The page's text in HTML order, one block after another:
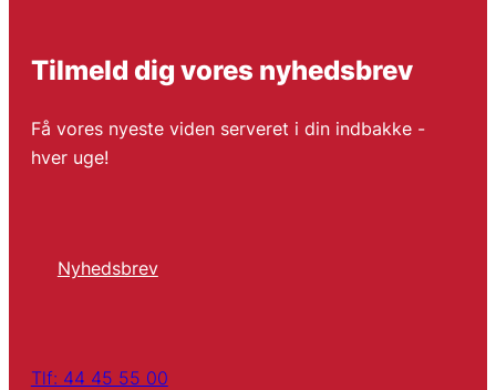
Tilmeld dig vores nyhedsbrev
Få vores nyeste viden serveret i din indbakke -
hver uge!
Nyhedsbrev
Tlf: 44 45 55 00